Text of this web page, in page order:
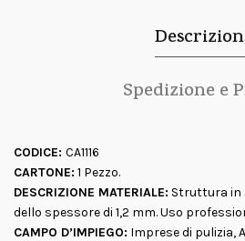
Spedizione e
CODICE: CA1116
CARTONE: 1 Pezzo.
DESCRIZIONE MATERIALE: Struttura in
dello spessore di 1,2 mm. Uso
CAMPO D’IMPIEGO: Imprese di pulizia,